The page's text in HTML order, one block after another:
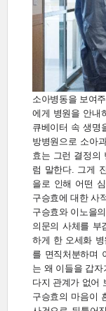
소아병동을 보여
에게 병원을 안내
큐베이터 속 생명
방병원으로 소아
효는 그런 결정의
럼 말한다. 그게
을로 인해 어떤
구승효에 대한 사
구승효와 이노을
의문의 사체를 부
하게 한 오세화 병
를 면직처분하며
는 왜 이들을 갑
다지 관계가 없어
구승효의 마음이